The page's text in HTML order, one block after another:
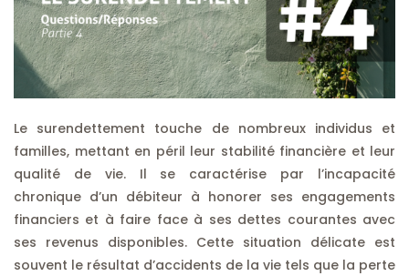
Le surendettement touche de nombreux individus et
familles, mettant en péril leur stabilité financière et leur
qualité de vie. Il se caractérise par l’incapacité
chronique d’un débiteur à honorer ses engagements
financiers et à faire face à ses dettes courantes avec
ses revenus disponibles. Cette situation délicate est
souvent le résultat d’accidents de la vie tels que la perte